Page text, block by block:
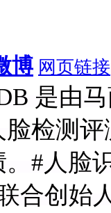
博 网页链接
是由
检测
。#人脸
合创始